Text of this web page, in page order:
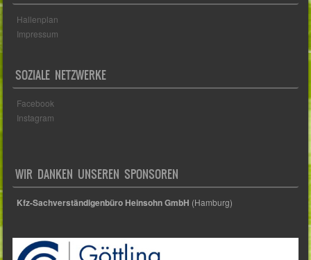
Hallenplan
Impressum
SOZIALE NETZWERKE
Facebook
Instagram
WIR DANKEN UNSEREN SPONSOREN
Kfz-Sachverständigenbüro Heinsohn GmbH (Hamburg)